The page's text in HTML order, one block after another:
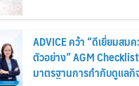
ADVICE คว้า “ดีเยี่ยมสมค
ตัวอย่าง” AGM
มาตรฐานการกำกับดูแล